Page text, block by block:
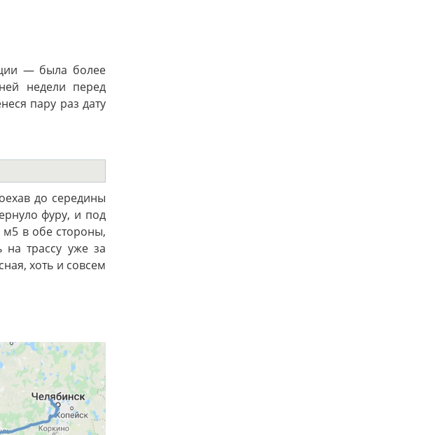
— была более
недели перед
пару раз дату
до середины
фуру, и под
м5 в обе стороны,
на трассу уже за
хоть и совсем